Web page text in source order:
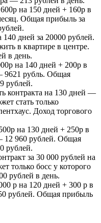
на 150 дней + 160р в
Общая прибыль за
дней за 20000 рублей.
в квартире в центре.
в день.
на 140 дней + 200р в
9621 рубль. Общая
рублей.
контракта на 130 дней —
стать только
Доход торгового
на 130 дней + 250р в
960 рублей. Общая
рублей.
за 30 000 рублей на
только босс у которого
рублей в день.
р на 120 дней + 300 р в
рублей. Общая прибыль